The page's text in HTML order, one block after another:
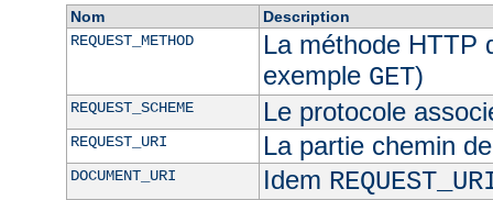
Nom
Description
REQUEST_METHOD
La méthode HTTP
exemple GET)
REQUEST_SCHEME Le protocole
REQUEST_URI La partie chemin
DOCUMENT_URI Idem